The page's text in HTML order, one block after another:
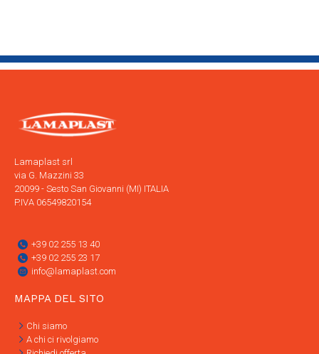
Lamaplast srl
via G. Mazzini 33
20099 - Sesto San Giovanni (MI) ITALIA
P.IVA 06549820154
+39 02 255 13 40
+39 02 255 23 17
info@lamaplast.com
MAPPA DEL SITO
Chi siamo
A chi ci rivolgiamo